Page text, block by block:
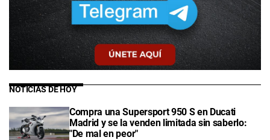
NOTICIAS DE HOY
Compra una Supersport 950 S en Ducati
Madrid y se la venden limitada sin saberlo:
"De mal en peor"